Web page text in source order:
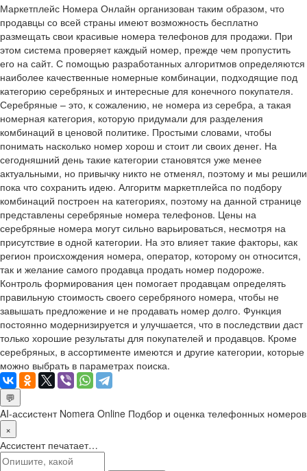
Маркетплейс Номера Онлайн организован таким образом, что
продавцы со всей страны имеют возможность бесплатно
размещать свои красивые номера телефонов для продажи. При
этом система проверяет каждый номер, прежде чем пропустить
его на сайт. С помощью разработанных алгоритмов определяются
наиболее качественные номерные комбинации, подходящие под
категорию серебряных и интересные для конечного покупателя.
Серебряные – это, к сожалению, не номера из серебра, а такая
номерная категория, которую придумали для разделения
комбинаций в ценовой политике. Простыми словами, чтобы
понимать насколько номер хорош и стоит ли своих денег. На
сегодняшний день такие категории становятся уже менее
актуальными, но привычку никто не отменял, поэтому и мы решили
пока что сохранить идею. Алгоритм маркетплейса по подбору
комбинаций построен на категориях, поэтому на данной странице
представлены серебряные номера телефонов. Цены на
серебряные номера могут сильно варьироваться, несмотря на
присутствие в одной категории. На это влияет такие факторы, как
регион происхождения номера, оператор, которому он относится,
так и желание самого продавца продать номер подороже.
Контроль формирования цен помогает продавцам определять
правильную стоимость своего серебряного номера, чтобы не
завышать предложение и не продавать номер долго. Функция
постоянно модернизируется и улучшается, что в последствии даст
только хорошие результаты для покупателей и продавцов. Кроме
серебряных, в ассортименте имеются и другие категории, которые
можно выбрать в параметрах поиска.
💬
AI-ассистент Nomera Online Подбор и оценка телефонных номеров
×
Ассистент печатает…